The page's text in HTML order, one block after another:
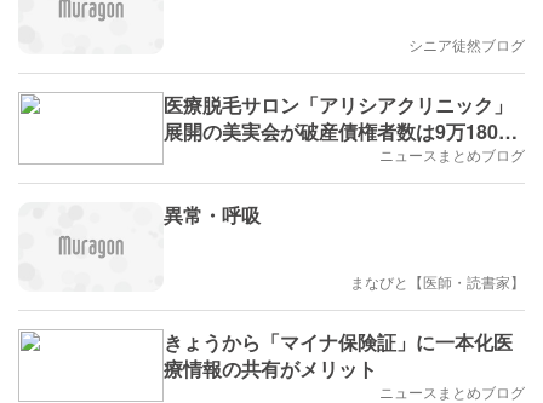
シニア徒然ブログ
医療脱毛サロン「アリシアクリニック」
展開の美実会が破産債権者数は9万1800
名で過去最大規模の消費者被害ニュースまとめブログ
異常・呼吸
まなびと【医師・読書家】
きょうから「マイナ保険証」に一本化医
療情報の共有がメリット
ニュースまとめブログ